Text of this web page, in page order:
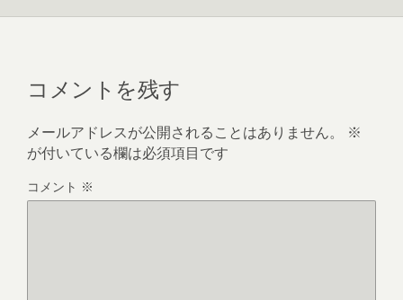
コメントを残す
メールアドレスが公開されることはありません。
※
が付いている欄は必須項目です
コメント ※